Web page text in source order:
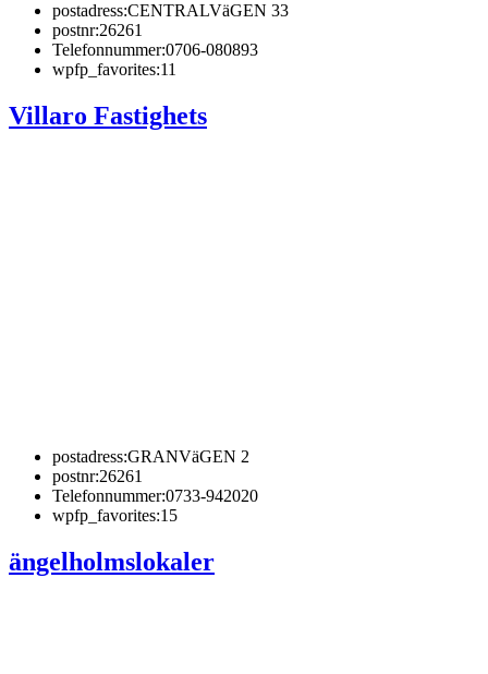
postadress:CENTRALVäGEN 33
postnr:26261
Telefonnummer:0706-080893
wpfp_favorites:11
Villaro Fastighets
postadress:GRANVäGEN 2
postnr:26261
Telefonnummer:0733-942020
wpfp_favorites:15
ängelholmslokaler